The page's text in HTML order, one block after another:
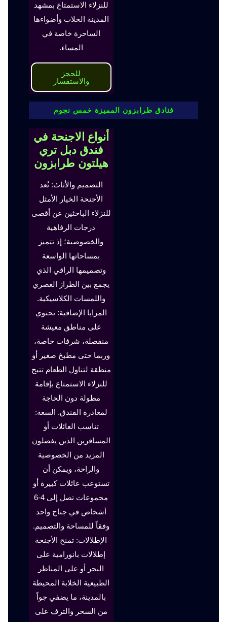
للنزلاء الاستمتاع بمشهد
المدينة الخلاب وأضواءها
الساحرة خاصة في
المساء.
للحجز
والاستفسار
فنادق طرابزون المميزة خمس نجوم
أنواع الاجنحة في
فندق دبل تري
هيلتون طرابزون
التصميم والأثاث: تُعد
الأجنحة الخيار الأمثل
للنزلاء الباحثين عن أقصى
درجات الرفاهية
والخصوصية؛ إذ تتميز
بمساحاتها الواسعة
وتصميمها الراقي الذي
يجمع بين الطراز العصري
واللمسات الكلاسيكية.
المزايا الإضافية: تحتوي
على مناطق معيشة
منفصلة، شرفات خاصة،
وربما حتى مطبخ صغير أو
منطقة لتناول الطعام تتيح
للنزلاء الاستمتاع بإقامة
مطولة دون الحاجة
لمغادرة الفندق. السعة:
تناسب العائلات أو
المسافرين الذين يفضلون
المزيد من الخصوصية
والراحة، ويمكن أن
تستوعب عائلات كبيرة أو
مجموعات تصل إلى 4-6
أشخاص في جناح واحد
وفقاً للمساحة والتصميم.
الإطلالات: تمنح الأجنحة
إطلالات بانورامية على
البحر أو على المناظر
الطبيعية الخلابة المحيطة
بالمدينة، ما يضفي جواً
من السحر والترف على